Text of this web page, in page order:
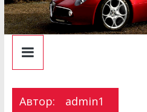
Автор: admin1